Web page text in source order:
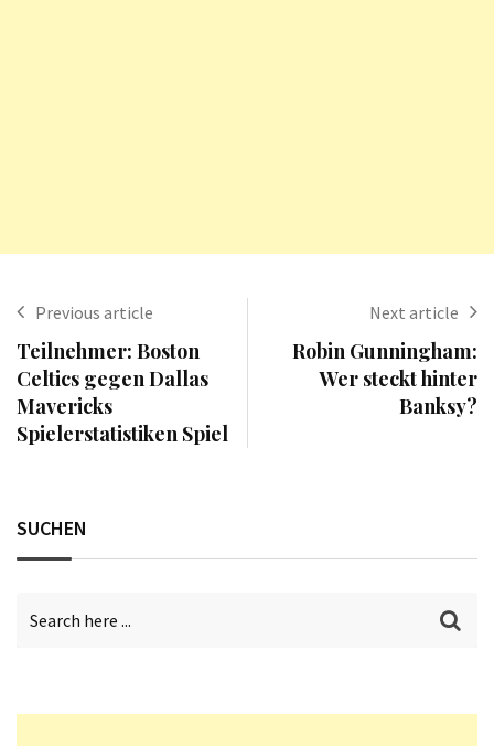
Previous article
Teilnehmer: Boston
Celtics gegen Dallas
Mavericks
Spielerstatistiken Spiel
Next article
Robin Gunningham:
Wer steckt hinter
Banksy?
SUCHEN